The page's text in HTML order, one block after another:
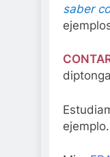
saber
ejemplo.